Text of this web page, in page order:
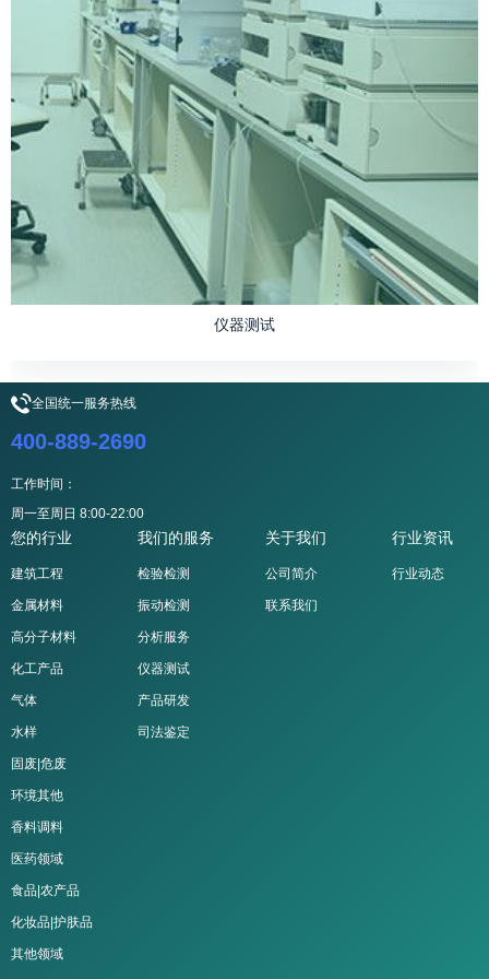
仪器测试
全国统一服务热线
400-889-2690
工作时间：
周一至周日 8:00-22:00
您的行业
建筑工程
金属材料
高分子材料
化工产品
气体
水样
固废|危废
环境其他
香料调料
医药领域
食品|农产品
化妆品|护肤品
其他领域
我们的服务
检验检测
振动检测
分析服务
仪器测试
产品研发
司法鉴定
关于我们
公司简介
联系我们
行业资讯
行业动态